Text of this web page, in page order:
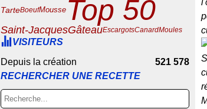
TarteBoeufMousse Top 50
Saint-JacquesGâteauEscargotsCanardMoules
VISITEURS
Depuis la création
521 578
RECHERCHER UNE RECETTE